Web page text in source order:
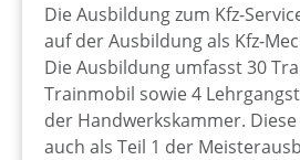
Die Ausbildung zum Kfz-
auf der Ausbildung als Kfz-
Die Ausbildung umfasst 30
Trainmobil sowie 4
der Handwerkskammer.
auch als Teil 1 der